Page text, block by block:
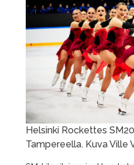
Helsinki Rockettes
Tampereella. Kuva Ville